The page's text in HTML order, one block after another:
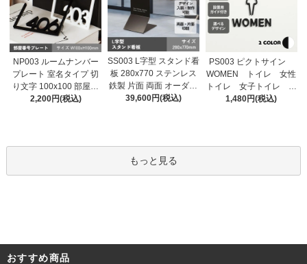
NP003 ルームナンバー
プレート 室名タイプ 切
り文字 100x100 部屋番
号 家屋番号 ドアプレー
2,200円(税込)
SS003 L字型 スタンド看
板 280x770 ステンレス
鉄製 片面 両面 オーダー
メイド看板 おしゃれ デ
39,600円(税込)
PS003 ピクトサイン
WOMEN トイレ 女性
トイレ 女子トイレ ル
ームサイン ドアサイ
1,480円(税込)
もっと見る
おすすめ商品